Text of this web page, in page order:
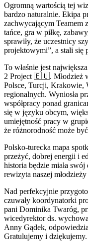
Ogromną wartością tej
bardzo naturalnie. Ekipa
zachwycającym Teamem
tańce, gra w piłkę,
sprawiły, że uczestnicy
projektowymi”, a stali się
To właśnie jest
2 Project 🇪🇺. Młodzież
Polsce, Turcji, Krakowie,
regionalnych. Wyniosła
współpracy ponad
się w języku obcym,
umiejętność pracy w
że różnorodność może
Polsko-turecka mapa
przeżyć, dobrej energii i
historia będzie miała
rewizyta naszej
Nad perfekcyjnie
czuwały koordynatorki
pani Dominika Twaróg,
wicedyrektor ds.
Anny Gądek,
Gratulujemy i dziękujemy.